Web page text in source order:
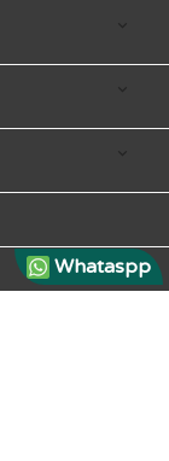



Whataspp